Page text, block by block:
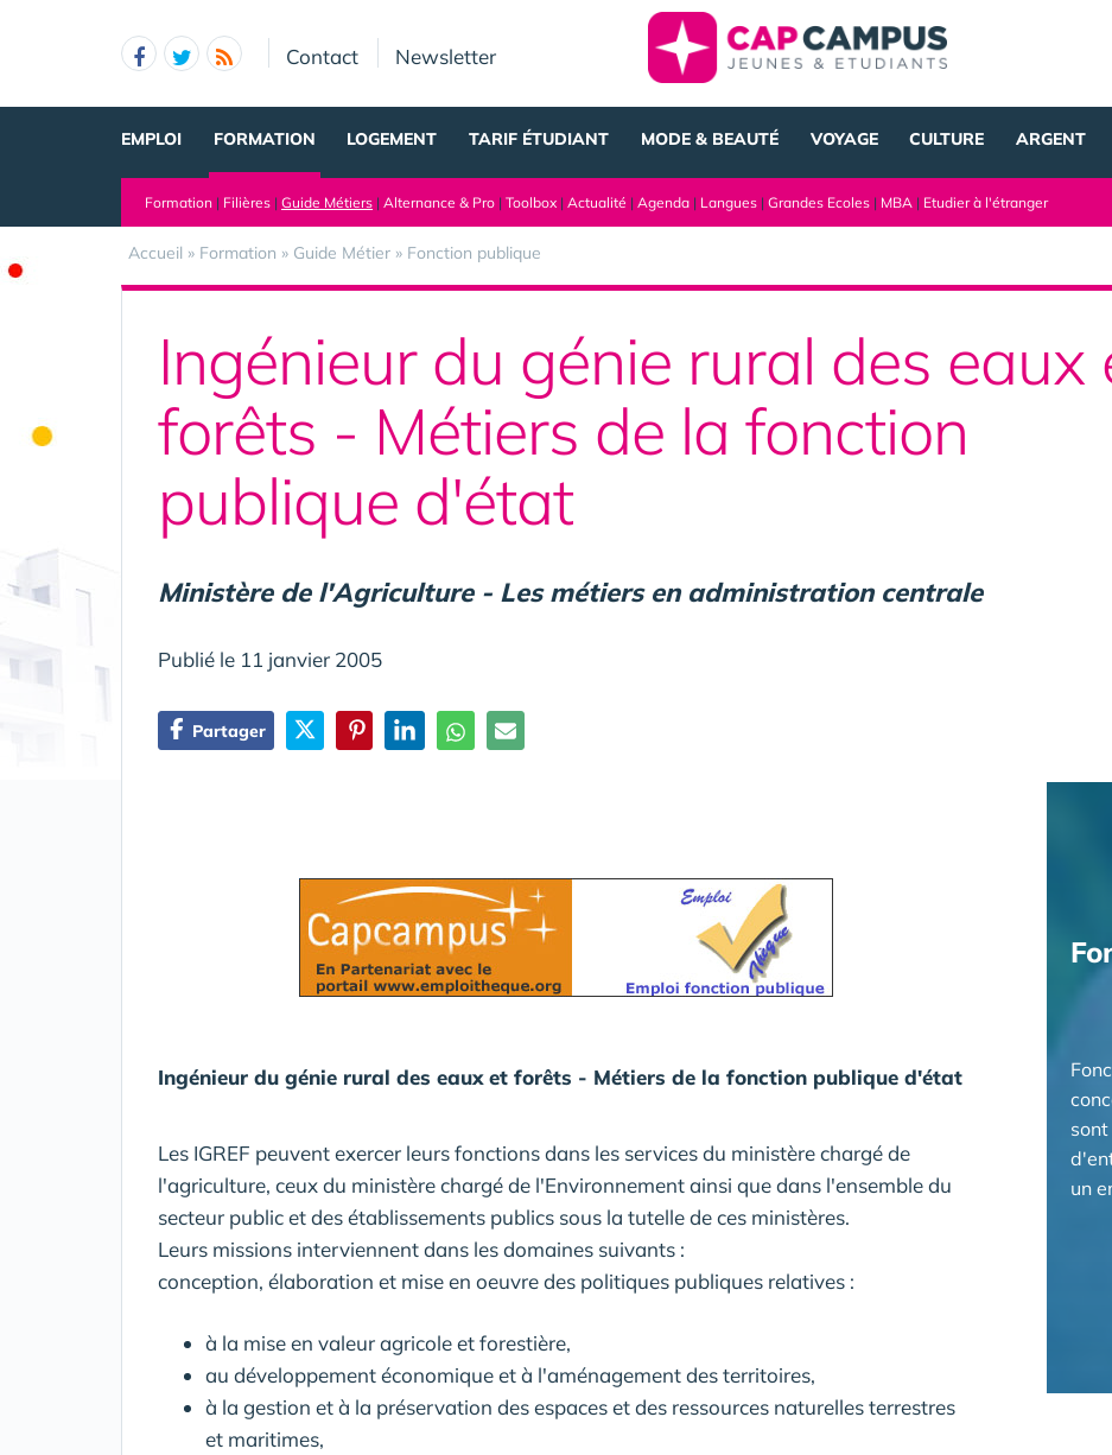
Contact Newsletter
EMPLOI FORMATION LOGEMENT TARIF ÉTUDIANT MODE & BEAUTÉ VOYAGE CULTURE ARGENT
Formation | Filières | Guide Métiers | Alternance & Pro | Toolbox | Actualité | Agenda | Langues | Grandes Ecoles | MBA | Etudier à l'étranger
Accueil » Formation » Guide Métier » Fonction publique
Ingénieur du génie rural des eaux
forêts - Métiers de la fonction
publique d'état
Ministère de l'Agriculture - Les métiers en administration centrale
Publié le 11 janvier 2005
Partager
Ingénieur du génie rural des eaux et forêts - Métiers de la fonction publique d'état
Les IGREF peuvent exercer leurs fonctions dans les services du ministère chargé de
l'agriculture, ceux du ministère chargé de l'Environnement ainsi que dans l'ensemble du
secteur public et des établissements publics sous la tutelle de ces ministères.
Leurs missions interviennent dans les domaines suivants :
conception, élaboration et mise en oeuvre des politiques publiques relatives :
à la mise en valeur agricole et forestière,
au développement économique et à l'aménagement des territoires,
à la gestion et à la préservation des espaces et des ressources naturelles terrestres
et maritimes,
un